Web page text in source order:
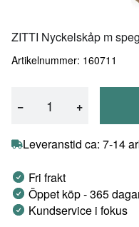
ZITTI Nyckelskåp m
Artikelnummer: 160711
− +
Leveranstid ca: 7-14
Fri frakt
Öppet köp - 365
Kundservice i fokus